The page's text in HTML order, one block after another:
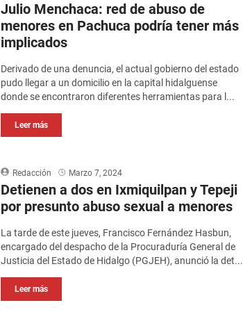
Julio Menchaca: red de abuso de
menores en Pachuca podría tener más
implicados
Derivado de una denuncia, el actual gobierno del estado
pudo llegar a un domicilio en la capital hidalguense
donde se encontraron diferentes herramientas para l...
Leer más
Redacción Marzo 7, 2024
Detienen a dos en Ixmiquilpan y Tepeji
por presunto abuso sexual a menores
La tarde de este jueves, Francisco Fernández Hasbun,
encargado del despacho de la Procuraduría General de
Justicia del Estado de Hidalgo (PGJEH), anunció la det...
Leer más